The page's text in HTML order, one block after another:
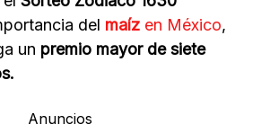
del maíz en México,
un premio mayor de siete
Anuncios